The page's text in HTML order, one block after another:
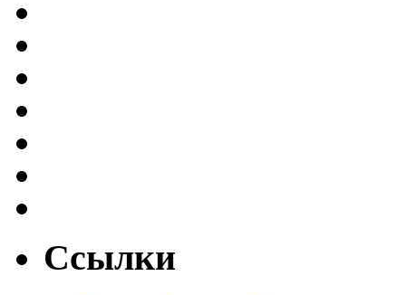
Ссылки